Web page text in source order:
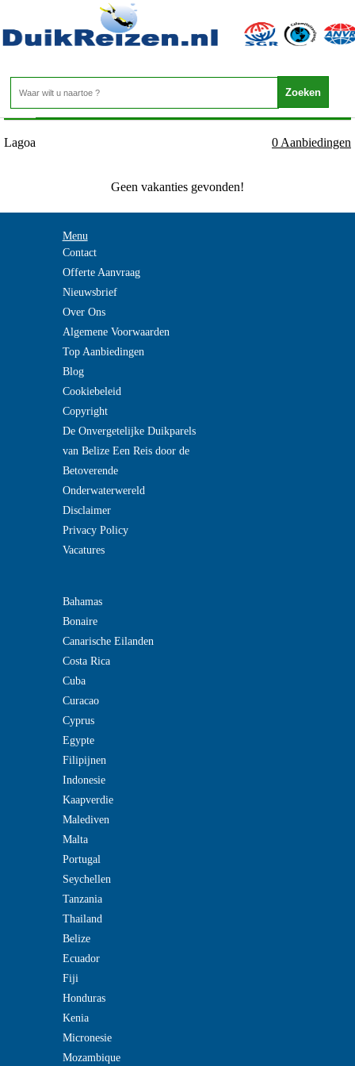
Portugal - Algarve - Lagoa
Home>
Lagoa 0 Aanbiedingen
Geen vakanties gevonden!
Menu
Contact
Offerte Aanvraag
Nieuwsbrief
Over Ons
Algemene Voorwaarden
Top Aanbiedingen
Blog
Cookiebeleid
Copyright
De Onvergetelijke Duikparels
van Belize Een Reis door de
Betoverende
Onderwaterwereld
Disclaimer
Privacy Policy
Vacatures
Bahamas
Bonaire
Canarische Eilanden
Costa Rica
Cuba
Curacao
Cyprus
Egypte
Filipijnen
Indonesie
Kaapverdie
Malediven
Malta
Portugal
Seychellen
Tanzania
Thailand
Belize
Ecuador
Fiji
Honduras
Kenia
Micronesie
Mozambique